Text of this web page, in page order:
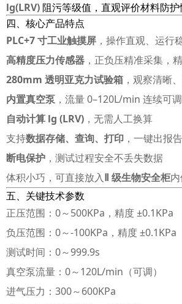
lg(LRV) 阻污等级值，直观评价材料防护
四、核心产品特点
PLC+7 寸工业触摸屏 ，操作直观、运行
高精度压力传感器 ，正负压精准采集，
280mm 透明亚克力试验箱 ，观察清晰
内置真空泵 ，流量 0–120L/min 连续可调
自动计算 lg (LRV) ，无需人工换算
支持数据存储、查询、打印 ，一键出报告
断电保护 ，测试过程安全不丢失数据
体积小巧，可直接放入Ⅱ 级生物安全柜
五、关键技术参数
正压范围：0～500KPa，精度 ±0.1KPa
负压范围：0～-100KPa，精度 ±0.1KPa
测试时间：0～999.9s
真空泵流量：0～120L/min（可调）
进气压力：300～600KPa